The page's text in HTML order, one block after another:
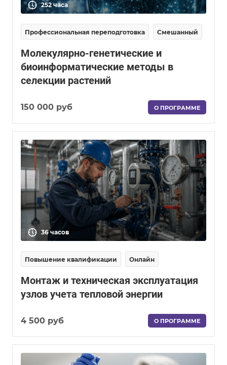
252 часа
Профессиональная переподготовка Смешанный
Молекулярно-генетические и
биоинформатические методы в
селекции растений
150 000 руб О ПРОГРАММЕ
36 часов
Повышение квалификации Онлайн
Монтаж и техническая эксплуатация
узлов учета тепловой энергии
4 500 руб О ПРОГРАММЕ